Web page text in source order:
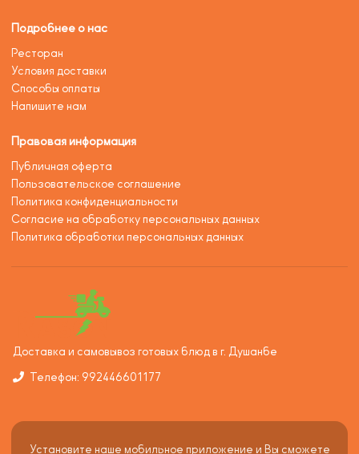
Подробнее о нас
Ресторан
Условия доставки
Способы оплаты
Напишите нам
Правовая информация
Публичная оферта
Пользовательское соглашение
Политика конфиденциальности
Согласие на обработку персональных данных
Политика обработки персональных данных
Доставка и самовывоз готовых блюд в г. Душанбе
Телефон: 992446601177
Установите наше мобильное приложение и Вы сможете